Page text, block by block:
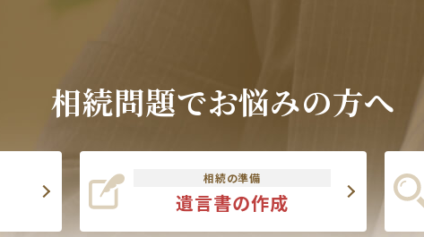
相続問題でお悩みの方へ
相続の準備
遺言書の作成